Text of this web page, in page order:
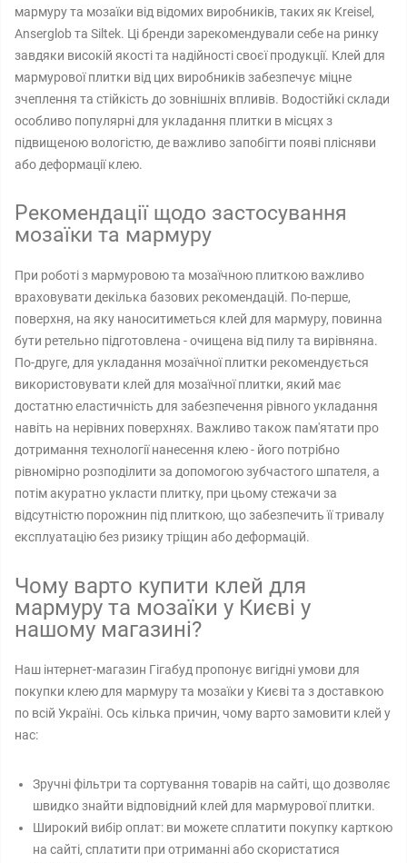
мармуру та мозаїки від відомих виробників, таких як Kreisel,
Anserglob та Siltek. Ці бренди зарекомендували себе на ринку
завдяки високій якості та надійності своєї продукції. Клей для
мармурової плитки від цих виробників забезпечує міцне
зчеплення та стійкість до зовнішніх впливів. Водостійкі склади
особливо популярні для укладання плитки в місцях з
підвищеною вологістю, де важливо запобігти появі плісняви ​​
або деформації клею.
Рекомендації щодо застосування
мозаїки та мармуру
При роботі з мармуровою та мозаїчною плиткою важливо
враховувати декілька базових рекомендацій. По-перше,
поверхня, на яку наноситиметься клей для мармуру, повинна
бути ретельно підготовлена ​​- очищена від пилу та вирівняна.
По-друге, для укладання мозаїчної плитки рекомендується
використовувати клей для мозаїчної плитки, який має
достатню еластичність для забезпечення рівного укладання
навіть на нерівних поверхнях. Важливо також пам'ятати про
дотримання технології нанесення клею - його потрібно
рівномірно розподілити за допомогою зубчастого шпателя, а
потім акуратно укласти плитку, при цьому стежачи за
відсутністю порожнин під плиткою, що забезпечить її тривалу
експлуатацію без ризику тріщин або деформацій.
Чому варто купити клей для
мармуру та мозаїки у Києві у
нашому магазині?
Наш інтернет-магазин Гігабуд пропонує вигідні умови для
покупки клею для мармуру та мозаїки у Києві та з доставкою
по всій Україні. Ось кілька причин, чому варто замовити клей у
нас:
Зручні фільтри та сортування товарів на сайті, що дозволяє
швидко знайти відповідний клей для мармурової плитки.
Широкий вибір оплат: ви можете сплатити покупку карткою
на сайті, сплатити при отриманні або скористатися